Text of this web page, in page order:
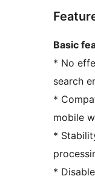
Basic
* No
search
*
mobile
*
*